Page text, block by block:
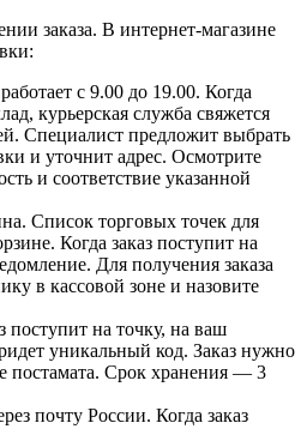
заказа. В интернет-магазине
с 9.00 до 19.00. Когда
курьерская служба свяжется
Специалист предложит выбрать
и уточнит адрес. Осмотрите
и соответствие указанной
Список торговых точек для
Когда заказ поступит на
Для получения заказа
в кассовой зоне и назовите
поступит на точку, на ваш
уникальный код. Заказ нужно
постамата. Срок хранения — 3
почту России. Когда заказ